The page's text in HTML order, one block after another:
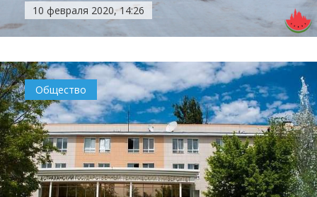
10 февраля 2020, 14:26
Общество